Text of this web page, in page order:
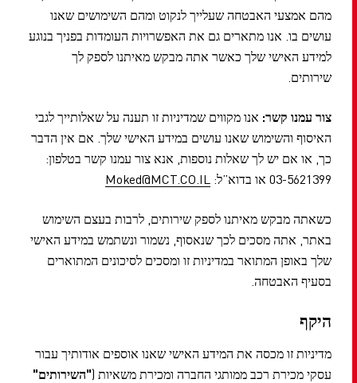
מהם אמצעי האבטחה שעלייך לנקוט ומהם השימושים שאנו
עושים בו. אנו מתארים גם את האפשרויות העומדות בפניך בנוגע
למידע האישי שלך כאשר אתה מבקש מאיתנו לספק לך
שירותים.
צור עמנו קשר: אנו מקווים שמדיניות זו תענה על שאלותייך לגבי
האיסוף והשימוש שאנו עושים במידע האישי שלך. אם אין הדבר
כך, או אם יש לך שאלות נוספות, אנא צור עמנו קשר בטלפון:
03-5621399 או בדוא”ל:
Moked@MCT.CO.IL
כשאתה מבקש מאיתנו לספק שירותים, לרבות בעצם השימוש
באתר, אתה מסכים לכך שנאסוף, נשמור ונשתמש במידע האישי
שלך באופן המתואר במדיניות זו ומסכים לסיכונים המתוארים
בסעיף האבטחה.
היקף
מדיניות זו מכסה את המידע האישי שאנו אוספים אודותיך עבור
עסקי מכירת רכב ממותגי החברה ומכירת משאיות ("השירותים"